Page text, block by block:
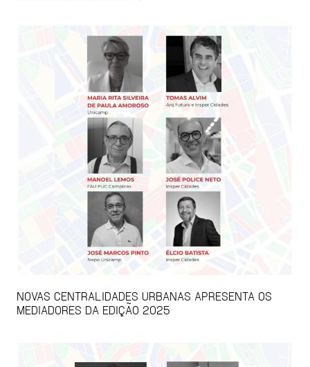
NOVAS CENTRALIDADES URBANAS APRESENTA OS
MEDIADORES DA EDIÇÃO 2025